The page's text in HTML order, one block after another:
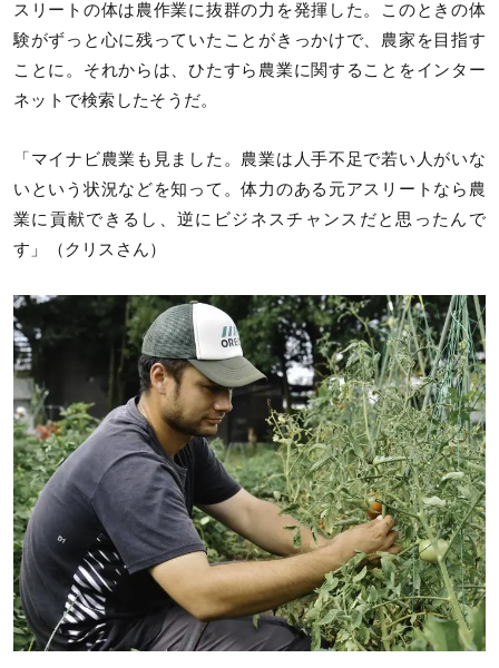
スリートの体は農作業に抜群の力を発揮した。このときの体
験がずっと心に残っていたことがきっかけで、農家を目指す
ことに。それからは、ひたすら農業に関することをインター
ネットで検索したそうだ。
「マイナビ農業も見ました。農業は人手不足で若い人がいな
いという状況などを知って。体力のある元アスリートなら農
業に貢献できるし、逆にビジネスチャンスだと思ったんで
す」（クリスさん）